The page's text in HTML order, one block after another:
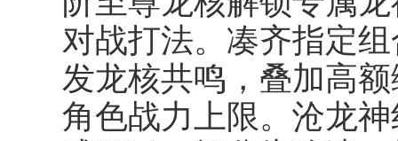
对战打法。凑齐指定
发龙核共鸣 ，叠加高
角色战力上限。沧龙